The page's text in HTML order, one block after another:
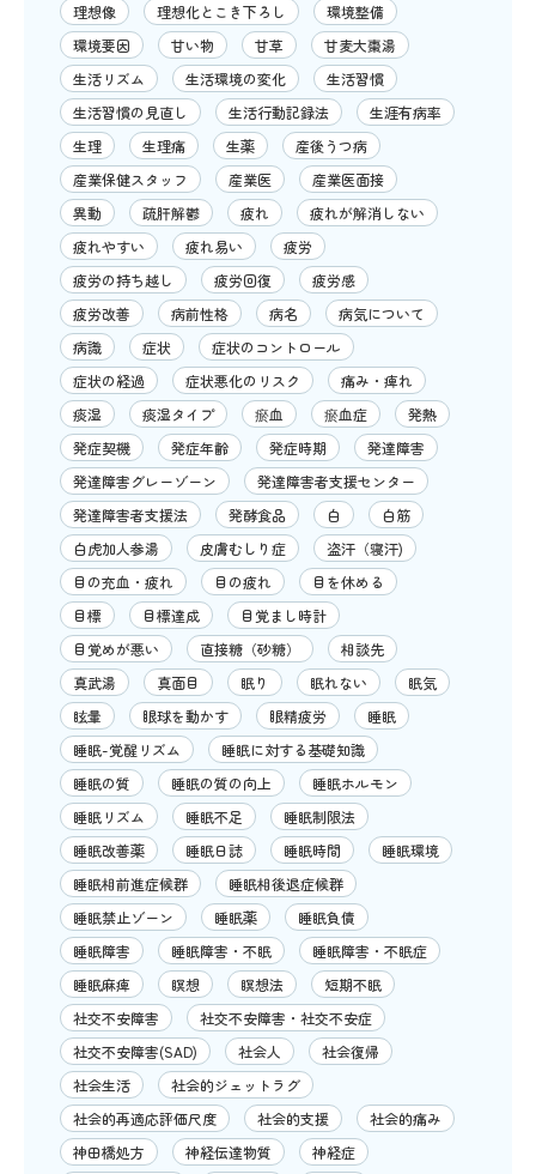
理想像
理想化とこき下ろし
環境整備
環境要因
甘い物 甘草
甘麦大棗湯
生活リズム
生活環境の変化
生活習慣
生活習慣の見直し
生活行動記録法
生涯有病率
生理
生理痛 生薬
産後うつ病
産業保健スタッフ
産業医
産業医面接
異動
疏肝解鬱 疲れ
疲れが解消しない
疲れやすい
疲れ易い
疲労
疲労の持ち越し
疲労回復
疲労感
疲労改善
病前性格 病名
病気について
病識
症状
症状のコントロール
症状の経過
症状悪化のリスク
痛み・痺れ
痰湿
痰湿タイプ 瘀血 瘀血症
発熱
発症契機
発症年齢 発症時期
発達障害
発達障害グレーゾーン
発達障害者支援センター
発達障害者支援法
発酵食品 白
白筋
白虎加人参湯
皮膚むしり症
盗汗（寝汗)
目の充血・疲れ
目の疲れ
目を休める
目標
目標達成
目覚まし時計
目覚めが悪い
直接糖（砂糖）
相談先
真武湯
真面目 眠り 眠れない
眠気
眩暈
眼球を動かす 眼精疲労
睡眠
睡眠-覚醒リズム
睡眠に対する基礎知識
睡眠の質
睡眠の質の向上
睡眠ホルモン
睡眠リズム
睡眠不足
睡眠制限法
睡眠改善薬
睡眠日誌 睡眠時間
睡眠環境
睡眠相前進症候群
睡眠相後退症候群
睡眠禁止ゾーン
睡眠薬
睡眠負債
睡眠障害
睡眠障害・不眠
睡眠障害・不眠症
睡眠麻痺
瞑想 瞑想法
短期不眠
社交不安障害
社交不安障害・社交不安症
社交不安障害(SAD)
社会人
社会復帰
社会生活
社会的ジェットラグ
社会的再適応評価尺度
社会的支援
社会的痛み
神田橋処方
神経伝達物質
神経症